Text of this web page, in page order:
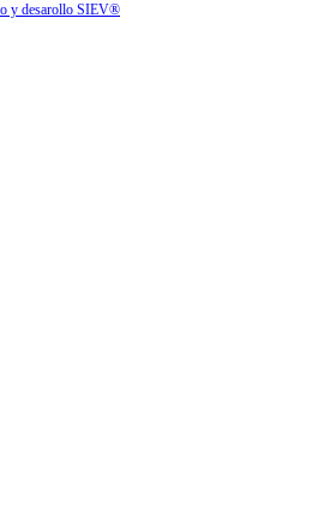
y desarollo SIEV®